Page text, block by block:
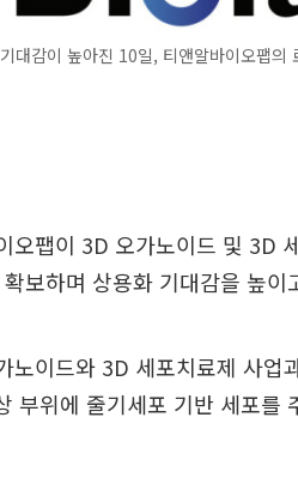
감이 높아진 10일, 티앤알바이오팹의
오팹이 3D 오가노이드 및 3D
보하며 상용화 기대감을 높이
노이드와 3D 세포치료제 사업
부위에 줄기세포 기반 세포를